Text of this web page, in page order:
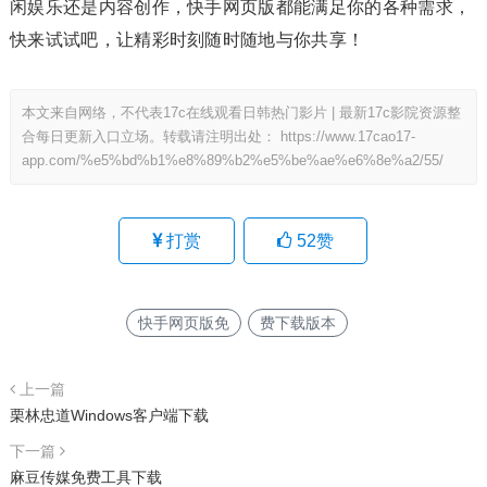
闲娱乐还是内容创作，快手网页版都能满足你的各种需求，
快来试试吧，让精彩时刻随时随地与你共享！
本文来自网络，不代表17c在线观看日韩热门影片 | 最新17c影院资源整
合每日更新入口立场。转载请注明出处： https://www.17cao17-
app.com/%e5%bd%b1%e8%89%b2%e5%be%ae%e6%8e%a2/55/
打赏 52赞
快手网页版免 费下载版本
上一篇
栗林忠道Windows客户端下载
下一篇
麻豆传媒免费工具下载